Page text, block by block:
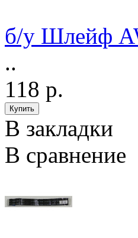
б/у Шлейф
..
118 р.
В закладки
В сравнение